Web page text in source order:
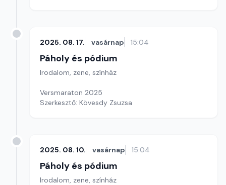
2025. 08. 17. vasárnap 15:04
Páholy és pódium
Irodalom, zene, színház
Versmaraton 2025
Szerkesztő: Kövesdy Zsuzsa
2025. 08. 10. vasárnap 15:04
Páholy és pódium
Irodalom, zene, színház